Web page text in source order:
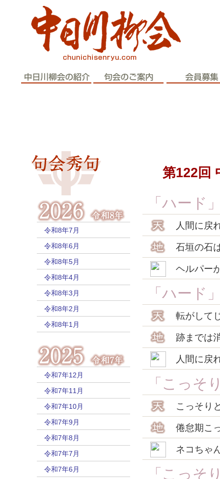
令和8年7月
令和8年6月
令和8年5月
令和8年4月
令和8年3月
令和8年2月
令和8年1月
令和7年12月
令和7年11月
令和7年10月
令和7年9月
令和7年8月
令和7年7月
令和7年6月
第122回
「ハー
人間に戻
石垣の石
ヘルパー
「ハード
転がして
跡までは
人間に戻
「こっそ
こっそり
倦怠期こ
ネコちゃ
「こっそ